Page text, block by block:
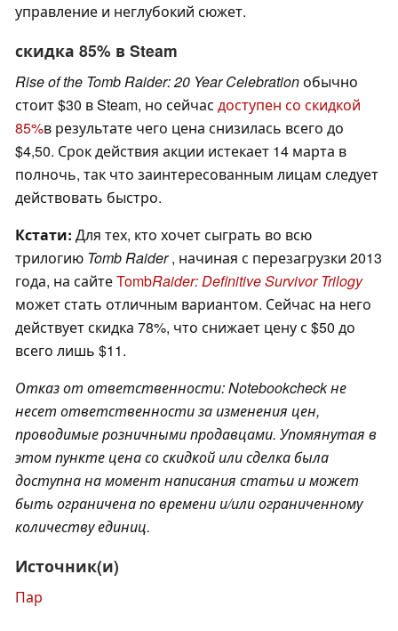
управление и неглубокий сюжет.
скидка 85% в Steam
Rise of the Tomb Raider: 20 Year Celebrationобычно
стоит $30 в Steam, но сейчас доступен со скидкой
85%в результате чего цена снизилась всего до
$4,50. Срок действия акции истекает 14 марта в
полночь, так что заинтересованным лицам следует
действовать быстро.
Кстати: Для тех, кто хочет сыграть во всю
трилогию Tomb Raider, начиная с перезагрузки 2013
года, на сайтеTombRaider: Definitive Survivor Trilogy
может стать отличным вариантом. Сейчас на него
действует скидка 78%, что снижает цену с $50 до
всего лишь $11.
Отказ от ответственности: Notebookcheck не
несет ответственности за изменения цен,
проводимые розничными продавцами. Упомянутая в
этом пункте цена со скидкой или сделка была
доступна на момент написания статьи и может
быть ограничена по времени и/или ограниченному
количеству единиц.
Источник(и)
Пар